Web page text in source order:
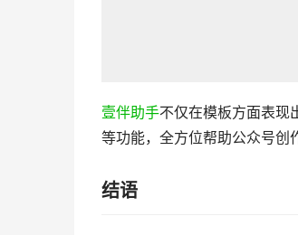
壹伴助手不仅在模板方面表现
等功能，全方位帮助公众号创
结语